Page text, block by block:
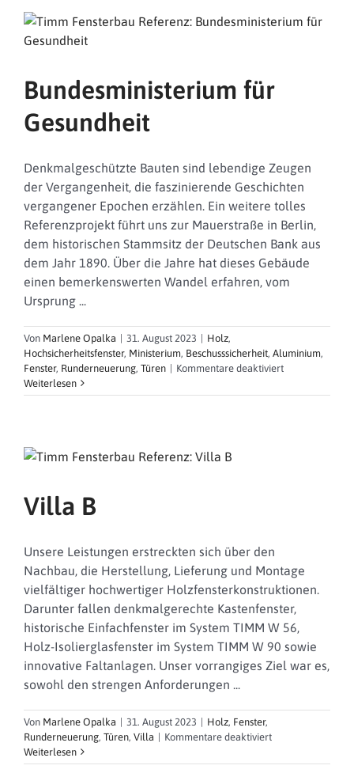
Bundesministerium für
Gesundheit
Denkmalgeschützte Bauten sind lebendige Zeugen
der Vergangenheit, die faszinierende Geschichten
vergangener Epochen erzählen. Ein weitere tolles
Referenzprojekt führt uns zur Mauerstraße in Berlin,
dem historischen Stammsitz der Deutschen Bank aus
dem Jahr 1890. Über die Jahre hat dieses Gebäude
einen bemerkenswerten Wandel erfahren, vom
Ursprung ...
Von Marlene Opalka | 31. August 2023 | Holz,
Hochsicherheitsfenster, Ministerium, Beschusssicherheit, Aluminium,
Fenster, Runderneuerung, Türen | Kommentare deaktiviertfür
für
Weiterlesen
Villa B
Unsere Leistungen erstreckten sich über den
Nachbau, die Herstellung, Lieferung und Montage
vielfältiger hochwertiger Holzfensterkonstruktionen.
Darunter fallen denkmalgerechte Kastenfenster,
historische Einfachfenster im System TIMM W 56,
Holz-Isolierglasfenster im System TIMM W 90 sowie
innovative Faltanlagen. Unser vorrangiges Ziel war es,
sowohl den strengen Anforderungen ...
Von Marlene Opalka | 31. August 2023 | Holz, Fenster,
Runderneuerung, Türen, Villa | Kommentare deaktiviertfür
B
Weiterlesen